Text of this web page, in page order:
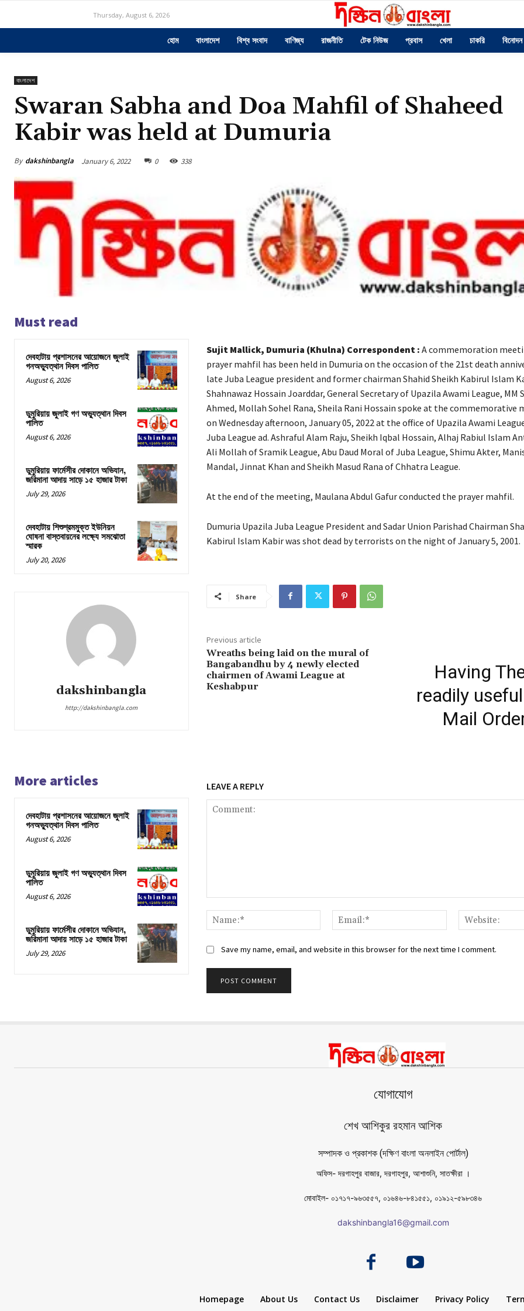
Thursday, August 6, 2026
হোম বাংলাদেশ বিশ্ব সংবাদ বাণিজ্য রাজনীতি টেক নিউজ প্রবাস খেলা চাকরি বিনোদন
বাংলাদেশ
Swaran Sabha and Doa Mahfil of Shaheed
Kabir was held at Dumuria
By dakshinbangla January 6, 2022 0 338
Must read
দেবহাটায় প্রশাসনের আয়োজনে জুলাই
গনঅভ্যুত্থান দিবস পালিত
August 6, 2026
ডুমুরিয়ায় জুলাই গণ অভ্যুত্থান দিবস
পালিত
August 6, 2026
ডুমুরিয়ায় ফার্মেসীর দোকানে অভিযান,
জরিমানা আদায় সাড়ে ১৫ হাজার টাকা
July 29, 2026
দেবহাটায় শিশুশ্রমমুক্ত ইউনিয়ন
ঘোষনা বাস্তবায়নের লক্ষ্যে সমঝোতা
স্মারক
July 20, 2026
dakshinbangla
http://dakshinbangla.com
Sujit Mallick, Dumuria (Khulna) Correspondent : A commemoration
prayer mahfil has been held in Dumuria on the occasion of the 21st death
late Juba League president and former chairman Shahid Sheikh Kabirul Islam
Shahnawaz Hossain Joarddar, General Secretary of Upazila Awami League, MM
Ahmed, Mollah Sohel Rana, Sheila Rani Hossain spoke at the commemorative
on Wednesday afternoon, January 05, 2022 at the office of Upazila Awami
Juba League ad. Ashraful Alam Raju, Sheikh Iqbal Hossain, Alhaj Rabiul Islam
Ali Mollah of Sramik League, Abu Daud Moral of Juba League, Shimu Akter,
Mandal, Jinnat Khan and Sheikh Masud Rana of Chhatra League.
At the end of the meeting, Maulana Abdul Gafur conducted the prayer mahfil.
Dumuria Upazila Juba League President and Sadar Union Parishad Chairman
Kabirul Islam Kabir was shot dead by terrorists on the night of January 5, 2001.
Share
Previous article
Wreaths being laid on the mural of
Bangabandhu by 4 newly elected
chairmen of Awami League at
Keshabpur
Having
readily
Mail
More articles
দেবহাটায় প্রশাসনের আয়োজনে জুলাই
গনঅভ্যুত্থান দিবস পালিত
August 6, 2026
ডুমুরিয়ায় জুলাই গণ অভ্যুত্থান দিবস
পালিত
August 6, 2026
ডুমুরিয়ায় ফার্মেসীর দোকানে অভিযান,
জরিমানা আদায় সাড়ে ১৫ হাজার টাকা
July 29, 2026
LEAVE A REPLY
Name:*
Email:*
Save my name, email, and website in this browser for the next time I comment.
যোগাযোগ
শেখ আশিকুর রহমান আশিক
সম্পাদক ও প্রকাশক (দক্ষিণ বাংলা অনলাইন পোর্টাল)
অফিস- দরগাহপুর বাজার, দরগাহপুর, আশাশুনি, সাতক্ষীরা ।
মোবাইল- ০১৭১৭-৯৬৩৫৫৭, ০১৬৪৬-৮৪১৫৫১, ০১৯১২-৫৯৮৩৪৬
dakshinbangla16@gmail.com
Homepage About Us Contact Us Disclaimer Privacy Policy